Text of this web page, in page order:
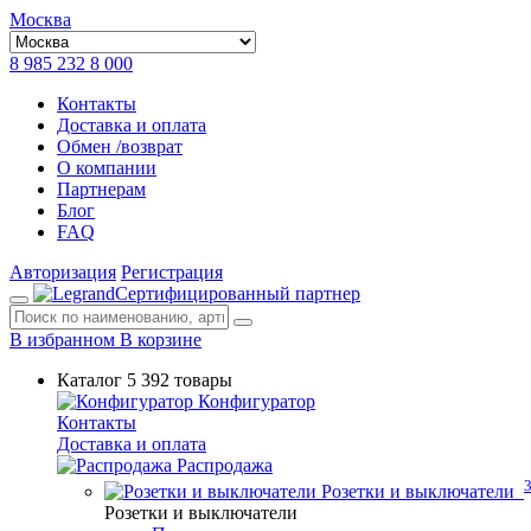
Москва
8 985 232 8 000
Контакты
Доставка и оплата
Обмен /возврат
О компании
Партнерам
Блог
FAQ
Авторизация Регистрация
Сертифицированный партнер
В избранном В корзине
Каталог 5 392 товары
Конфигуратор
Контакты
Доставка и оплата
Распродажа
Розетки и выключатели
Розетки и выключатели